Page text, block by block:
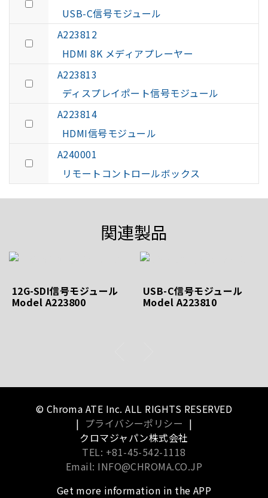
USB-C信号モジュール
A223812
HDMI 8K メディアプレーヤー
A223813
ディスプレイポート信号モジュール
A223814
HDMI信号モジュール
A240001
リモートコントロールボックス
関連製品
12G-SDI信号モジュール
Model A223800
USB-C信号モジュール
Model A223810
© Chroma ATE Inc. ALL RIGHTS RESERVED
| プライバシーポリシー |
クロマジャパン株式会社
TEL: +81-45-542-1118
Email: INFO@CHROMA.CO.JP
Get more information in the APP